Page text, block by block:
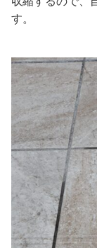
す。